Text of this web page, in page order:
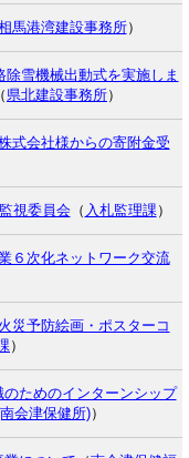
馬港湾建設事務所）
除雪機械出動式を実施しま
（ 県北建設事務所）
式会社様からの寄附金受
視委員会 （ 入札監理課）
６次化ネットワーク交流
災予防絵画・ポスターコ
）
ためのインターンシップ
会津保健所)）